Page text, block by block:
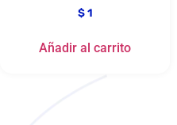
$1
Añadir al carrito